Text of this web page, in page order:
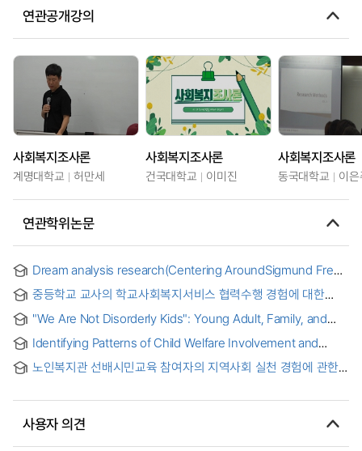
연관공개강의
사회복지조사론
계명대학교 허만세
사회복지조사론
건국대학교 이미진
사회복지조사론
동국대학교 이
연관학위논문
Dream analysis research(Centering AroundSigmund Freud
theory) as Clinical Social Welfare
중등학교 교사의 학교사회복지서비스 협력수행 경험에 대한
Phenomenological Study on the School Social Welfare
Service Cooperation Experiences of Secondary School
Teachers : The Forest of Coexistence, From a Seed to the
Tree
"We Are Not Disorderly Kids": Young Adult, Family, and
That Funnel Child Welfare Involved Youth into the Juvenile
Legal System
Identifying Patterns of Child Welfare Involvement and
Socioeconomic Conditions Prior to Commercial Sexual
Exploitation: A Statewide Case Study [electronic resource]
노인복지관 선배시민교육 참여자의 지역사회 실천 경험에 관한
Community Practice Experiences of Participants in the
Centers
사용자 의견